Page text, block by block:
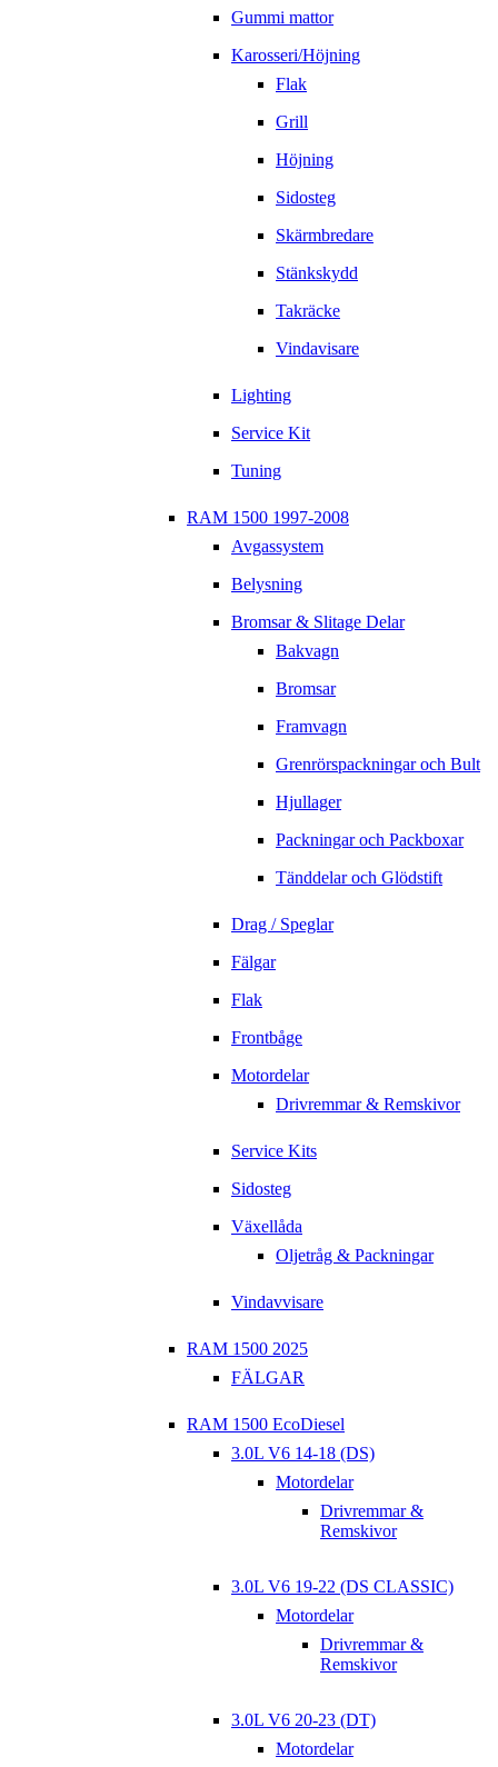
Gummi mattor
Karosseri/Höjning
Flak
Grill
Höjning
Sidosteg
Skärmbredare
Stänkskydd
Takräcke
Vindavisare
Lighting
Service Kit
Tuning
RAM 1500 1997-2008
Avgassystem
Belysning
Bromsar & Slitage Delar
Bakvagn
Bromsar
Framvagn
Grenrörspackningar och Bult
Hjullager
Packningar och Packboxar
Tänddelar och Glödstift
Drag / Speglar
Fälgar
Flak
Frontbåge
Motordelar
Drivremmar & Remskivor
Service Kits
Sidosteg
Växellåda
Oljetråg & Packningar
Vindavvisare
RAM 1500 2025
FÄLGAR
RAM 1500 EcoDiesel
3.0L V6 14-18 (DS)
Motordelar
Drivremmar &
Remskivor
3.0L V6 19-22 (DS CLASSIC)
Motordelar
Drivremmar &
Remskivor
3.0L V6 20-23 (DT)
Motordelar